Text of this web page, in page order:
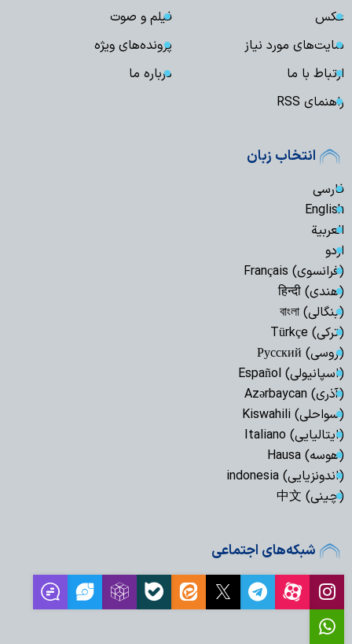
عکس
فیلم و صوت
سایت‌های مورد نیاز
پرونده‌های ویژه
ارتباط با ما
درباره ما
راهنمای RSS
انتخاب زبان
فارسی
English
العربیة
اردو
(فرانسوی) Français
(هندی) हिन्दी
(بنگالی) বাংলা
(ترکی) Türkçe
(روسی) Русский
(اسپانیولی) Español
(آذری) Azərbaycan
(سواحلی) Kiswahili
(ایتالیایی) Italiano
(هوسه) Hausa
(اندونزیایی) indonesia
(چینی) 中文
شبکه‌های اجتماعی